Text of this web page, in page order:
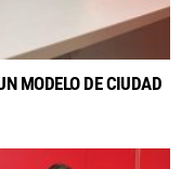
MODELO DE CIUDAD